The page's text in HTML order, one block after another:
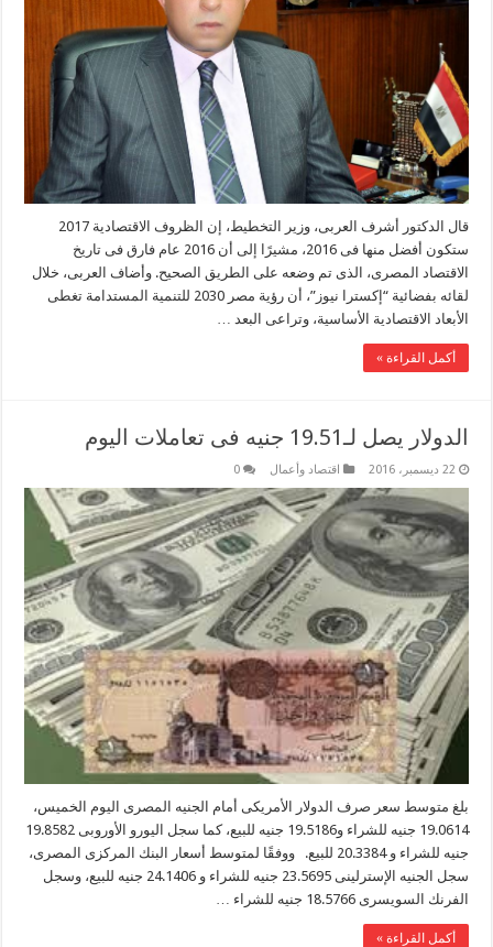
قال الدكتور أشرف العربى، وزير التخطيط، إن الظروف الاقتصادية 2017
ستكون أفضل منها فى 2016، مشيرًا إلى أن 2016 عام فارق فى تاريخ
الاقتصاد المصرى، الذى تم وضعه على الطريق الصحيح. وأضاف العربى، خلال
لقائه بفضائية “إكسترا نيوز”، أن رؤية مصر 2030 للتنمية المستدامة تغطى
الأبعاد الاقتصادية الأساسية، وتراعى البعد …
أكمل القراءة »
الدولار يصل لـ19.51 جنيه فى تعاملات اليوم
22 ديسمبر، 2016 اقتصاد وأعمال 0
بلغ متوسط سعر صرف الدولار الأمريكى أمام الجنيه المصرى اليوم الخميس،
19.0614 جنيه للشراء و19.5186 جنيه للبيع، كما سجل اليورو الأوروبى 19.8582
جنيه للشراء و 20.3384 للبيع. ووفقًا لمتوسط أسعار البنك المركزى المصرى،
سجل الجنيه الإسترلينى 23.5695 جنيه للشراء و 24.1406 جنيه للبيع، وسجل
الفرنك السويسرى 18.5766 جنيه للشراء …
أكمل القراءة »